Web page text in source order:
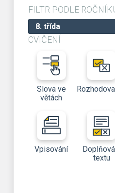
FILTR PODLE
CVIČENÍ
Slova ve
větách
Vpisování
textu